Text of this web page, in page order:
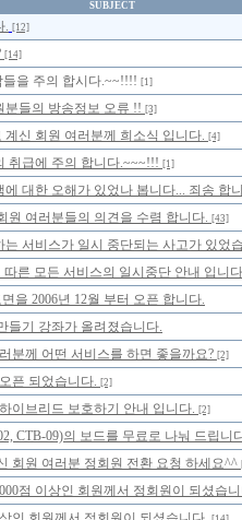
SUBJECT
. [12]
[14]
을 주의 합시다.~~!!!! [1]
분들의 방송정보 오류 !! [3]
계신 회원 여러분께 희소식 입니다. [4]
취급에 주의 합니다.~~~!!! [1]
대한 오해가 있었나 봅니다... 죄송 합
원 여러분들의 의견을 수렴 합니다. [43]
서비스가 일시 중단되는 사고가 있었
른 모든 서비스의 일시중단 안내 입니
을 2006년 12월 부터 오픈 합니다.
들기 강좌가 올려졌습니다.
분께 어떤 서비스를 하면 좋을까요? [2]
픈 되었습니다. [2]
이브리드 보호하기 안내 입니다. [2]
CTB-09)의 보드를 무료로 나눠 드립니
회원 여러분 정회원 전환 요청 하세요^^
점 이상인 회원께서 정회원이 되셨습